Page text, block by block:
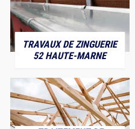
TRAVAUX DE ZINGUERIE
52 HAUTE-MARNE